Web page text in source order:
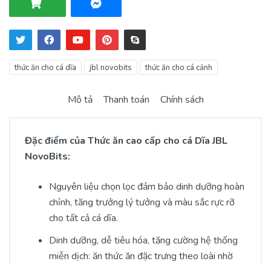
thức ăn cho cá dĩa jbl novobits thức ăn cho cá cảnh
Mô tả Thanh toán Chính sách
Đặc điểm của Thức ăn cao cấp cho cá Dĩa JBL
NovoBits:
Nguyên liệu chọn lọc đảm bảo dinh dưỡng hoàn
chỉnh, tăng trưởng lý tưởng và màu sắc rực rỡ
cho tất cả cá dĩa.
Dinh dưỡng, dễ tiêu hóa, tăng cường hệ thống
miễn dịch: ăn thức ăn đặc trưng theo loài nhờ